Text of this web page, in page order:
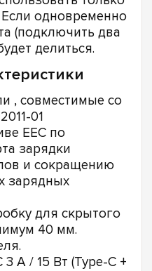
одновременно
(подключить два
делиться.
, совместимые со
01
EEC по
зарядки
и сокращению
зарядных
для скрытого
40 мм.
A / 15 Вт (Type-C +